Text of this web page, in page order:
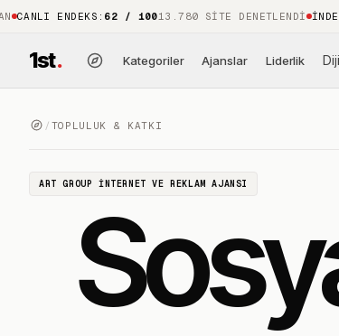
ENDEKS : 62 / 100 13.780 SITE DENETLENDI İNDEKS
1st. Kategoriler Ajanslar Liderlik
/ TOPLULUK & KATKI
ART GROUP İNTERNET VE REKLAM AJANSI